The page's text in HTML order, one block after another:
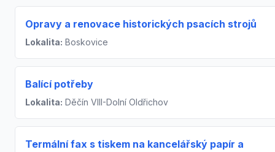
Opravy a renovace historických psacích strojů
Lokalita: Boskovice
Balící potřeby
Lokalita: Děčín VIII-Dolní Oldřichov
Termální fax s tiskem na kancelářský papír a